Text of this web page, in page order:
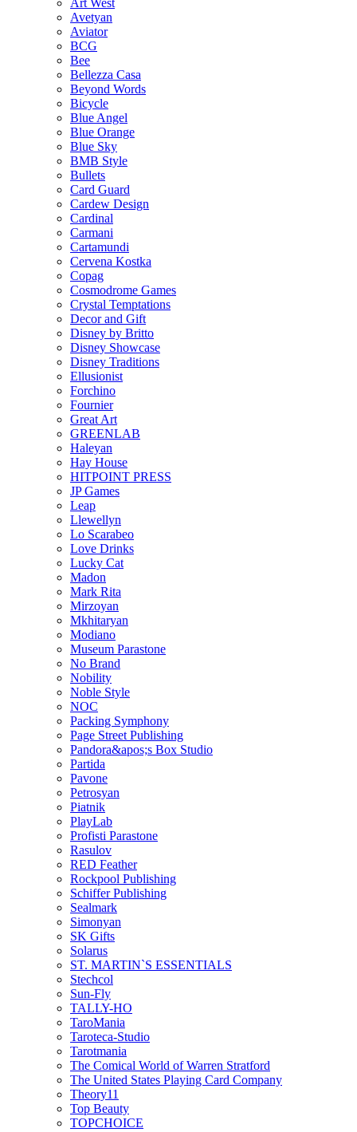
Art West
Avetyan
Aviator
BCG
Bee
Bellezza Casa
Beyond Words
Bicycle
Blue Angel
Blue Orange
Blue Sky
BMB Style
Bullets
Card Guard
Cardew Design
Cardinal
Carmani
Cartamundi
Cervena Kostka
Copag
Cosmodrome Games
Crystal Temptations
Decor and Gift
Disney by Britto
Disney Showcase
Disney Traditions
Ellusionist
Forchino
Fournier
Great Art
GREENLAB
Haleyan
Hay House
HITPOINT PRESS
JP Games
Leap
Llewellyn
Lo Scarabeo
Love Drinks
Lucky Cat
Madon
Mark Rita
Mirzoyan
Mkhitaryan
Modiano
Museum Parastone
No Brand
Nobility
Noble Style
NOC
Packing Symphony
Page Street Publishing
Pandora&apos;s Box Studio
Partida
Pavone
Petrosyan
Piatnik
PlayLab
Profisti Parastone
Rasulov
RED Feather
Rockpool Publishing
Schiffer Publishing
Sealmark
Simonyan
SK Gifts
Solarus
ST. MARTIN`S ESSENTIALS
Stechcol
Sun-Fly
TALLY-HO
TaroMania
Taroteca-Studio
Tarotmania
The Comical World of Warren Stratford
The United States Playing Card Company
Theory11
Top Beauty
TOPCHOICE